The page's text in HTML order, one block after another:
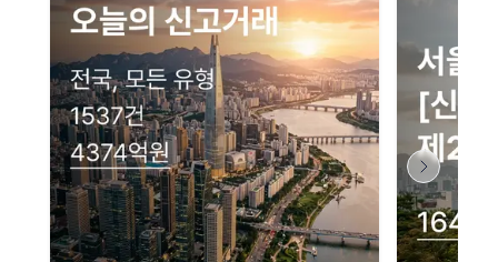
네이버 지도 연결 안내
현재 네이버 지도 연결이 원활하지 않아 지도를 불러올 수 없습니다.
이용에 불편을 드려 죄송합니다.
다시 시도